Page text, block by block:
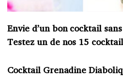
Envie d’un bon cocktail
Testez un de nos 15
Cocktail Grenadine